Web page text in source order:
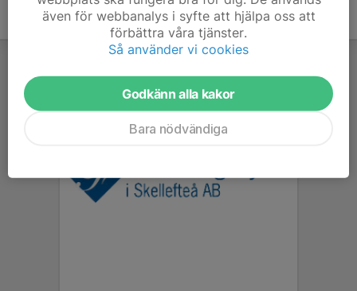
även för webbanalys i syfte att hjälpa oss att
förbättra våra tjänster.
Så använder vi cookies
Godkänn alla kakor
Bara nödvändiga